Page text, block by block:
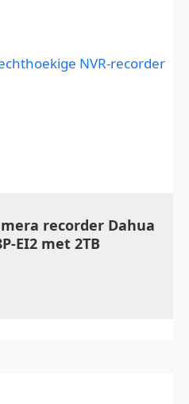
recorder Dahua
EI2 met 2TB